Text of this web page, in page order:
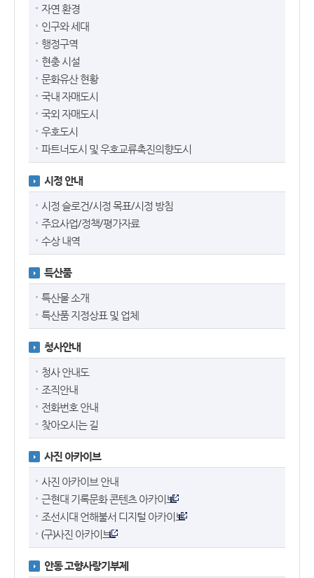
자연 환경
인구와 세대
행정구역
현충 시설
문화유산 현황
국내 자매도시
국외 자매도시
우호도시
파트너도시 및 우호교류촉진의향도시
시정 안내
시정 슬로건/시정 목표/시정 방침
주요사업/정책/평가자료
수상 내역
특산품
특산물 소개
특산품 지정상표 및 업체
청사안내
청사 안내도
조직안내
전화번호 안내
찾아오시는 길
사진 아카이브
사진 아카이브 안내
근현대 기록문화 콘텐츠 아카이브
조선시대 언해불서 디지털 아카이브
(구)사진 아카이브
안동 고향사랑기부제